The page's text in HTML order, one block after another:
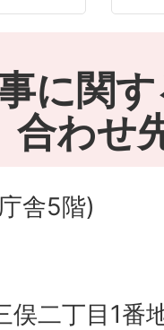
に関
合わせ
舎5階)
俣二丁目1番